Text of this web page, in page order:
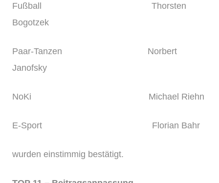
Fußball Thorsten
Bogotzek
Paar-Tanzen Norbert
Janofsky
NoKi Michael Riehn
E-Sport Florian Bahr
wurden einstimmig bestätigt.